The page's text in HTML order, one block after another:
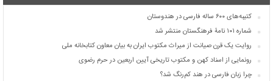
کتیبه‌های ۶۰۰ ساله فارسی در هندوستان
شماره ۱۰۱ نامۀ فرهنگستان منتشر شد
روایت یک قرن صیانت از میراث مکتوب ایران به بیان معاون کتابخانه ملی
رونمایی از اسناد کهن و مکتوب تاریخی آیین اربعین در حرم رضوی
چرا زبان فارسی در هند کم‌رنگ شد؟